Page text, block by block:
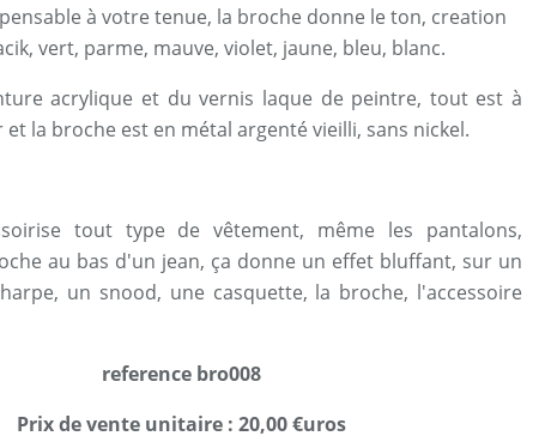
à votre tenue, la broche donne le ton, creation
vert, parme, mauve, violet, jaune, bleu, blanc.
acrylique et du vernis laque de peintre, tout est à
et la broche est en métal argenté vieilli, sans nickel.
tout type de vêtement, même les pantalons,
au bas d'un jean, ça donne un effet bluffant, sur un
un snood, une casquette, la broche, l'accessoire
reference bro008
Prix de vente unitaire : 20,00 €uros